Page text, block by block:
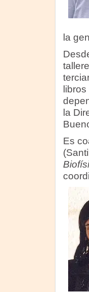
la
la
Es